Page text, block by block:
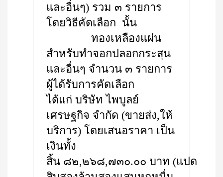
และอื่นๆ) รวม ๓ รายการ
โดยวิธีคัดเลือก นั้น
ทองเหลืองแผ่น
สำหรับทำจอกปลอกกระสุน
และอื่นๆ จำนวน ๓ รายการ
ผู้ได้รับการคัดเลือก
ได้แก่ บริษัท ไพบูลย์
เศรษฐกิจ จำกัด (ขายส่ง,ให้
บริการ) โดยเสนอราคา เป็น
เงินทั้ง
สิ้น ๘๒,๒๖๘,๗๓๐.๐๐ บาท (แปด